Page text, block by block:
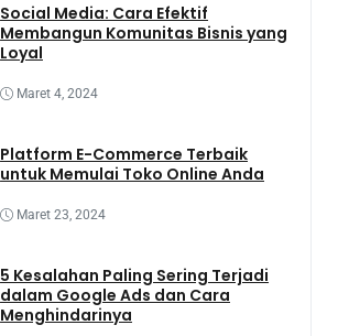
Social Media: Cara Efektif
Membangun Komunitas Bisnis yang
Loyal
Maret 4, 2024
Platform E-Commerce Terbaik
untuk Memulai Toko Online Anda
Maret 23, 2024
5 Kesalahan Paling Sering Terjadi
dalam Google Ads dan Cara
Menghindarinya